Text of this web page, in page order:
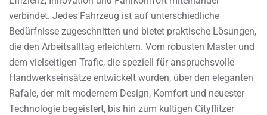
verbindet. Jedes Fahrzeug ist auf unterschiedliche
Bedürfnisse zugeschnitten und bietet praktische Lösungen,
die den Arbeitsalltag erleichtern. Vom robusten Master und
dem vielseitigen Trafic, die speziell für anspruchsvolle
Handwerkseinsätze entwickelt wurden, über den eleganten
Rafale, der mit modernem Design, Komfort und neuester
Technologie begeistert, bis hin zum kultigen Cityflitzer